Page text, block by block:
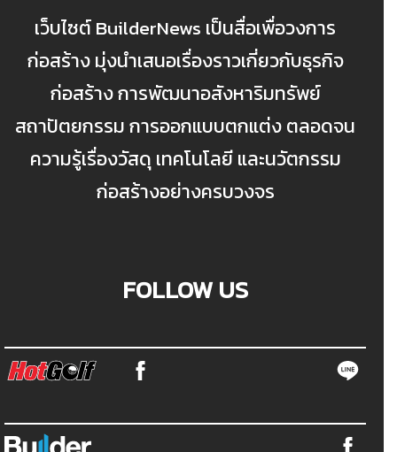
เว็บไซต์ BuilderNews เป็นสื่อเพื่อวงการ
ก่อสร้าง มุ่งนำเสนอเรื่องราวเกี่ยวกับธุรกิจ
ก่อสร้าง การพัฒนาอสังหาริมทรัพย์
สถาปัตยกรรม การออกแบบตกแต่ง ตลอดจน
ความรู้เรื่องวัสดุ เทคโนโลยี และนวัตกรรม
ก่อสร้างอย่างครบวงจร
FOLLOW US